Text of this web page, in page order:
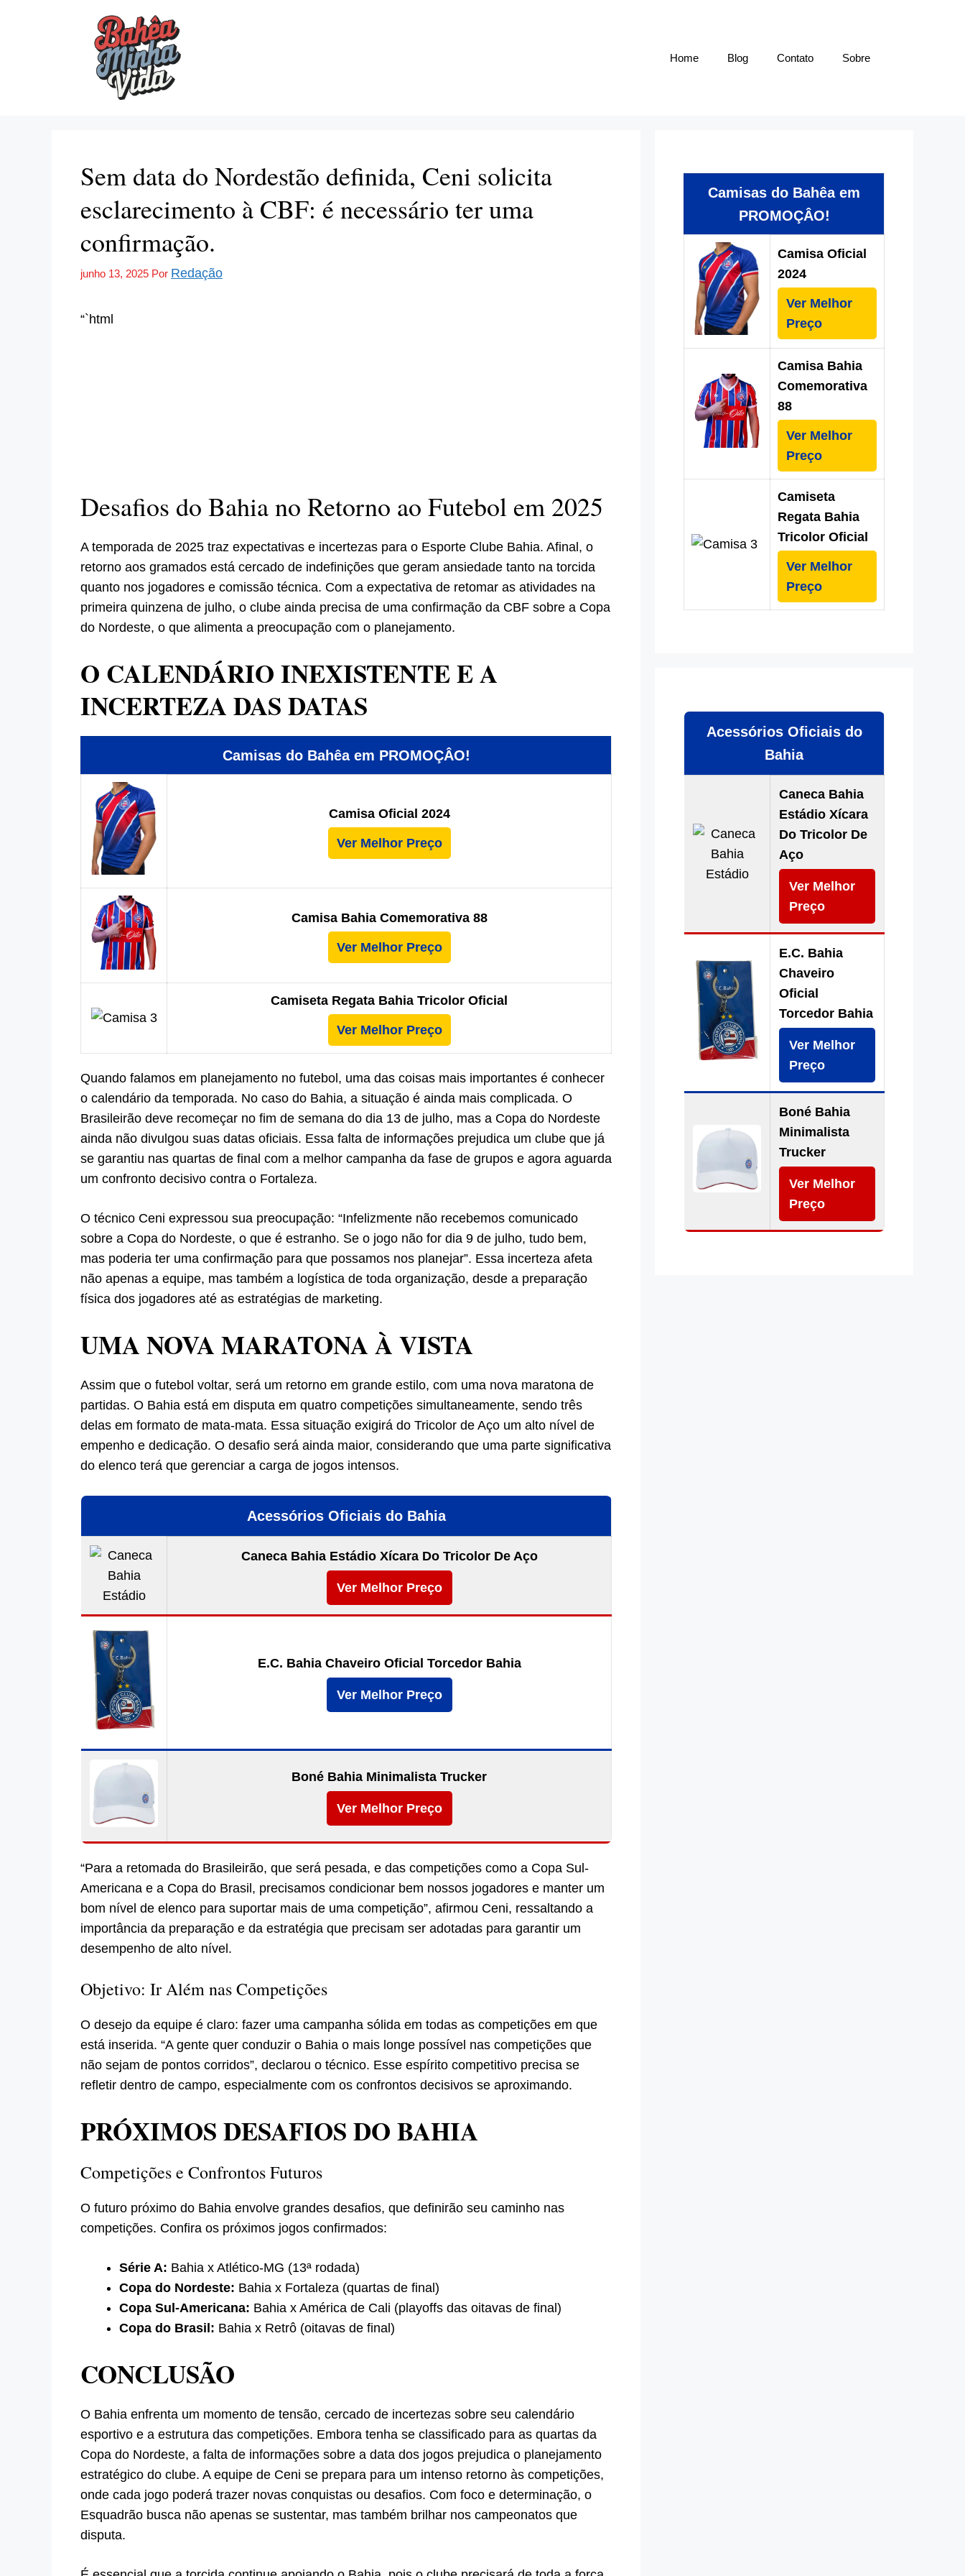
Home Blog Contato Sobre
Sem data do Nordestão definida, Ceni solicita
esclarecimento à CBF: é necessário ter uma
confirmação.
junho 13, 2025 Por Redação
“`html
Desafios do Bahia no Retorno ao Futebol em 2025
A temporada de 2025 traz expectativas e incertezas para o Esporte Clube Bahia. Afinal, o
retorno aos gramados está cercado de indefinições que geram ansiedade tanto na torcida
quanto nos jogadores e comissão técnica. Com a expectativa de retomar as atividades na
primeira quinzena de julho, o clube ainda precisa de uma confirmação da CBF sobre a Copa
do Nordeste, o que alimenta a preocupação com o planejamento.
O CALENDÁRIO INEXISTENTE E A
INCERTEZA DAS DATAS
Camisas do Bahêa em PROMOÇÂO!
Camisa Oficial 2024
Ver Melhor Preço
Camisa Bahia Comemorativa 88
Ver Melhor Preço
Camiseta Regata Bahia Tricolor Oficial
Ver Melhor Preço
Quando falamos em planejamento no futebol, uma das coisas mais importantes é conhecer
o calendário da temporada. No caso do Bahia, a situação é ainda mais complicada. O
Brasileirão deve recomeçar no fim de semana do dia 13 de julho, mas a Copa do Nordeste
ainda não divulgou suas datas oficiais. Essa falta de informações prejudica um clube que já
se garantiu nas quartas de final com a melhor campanha da fase de grupos e agora aguarda
um confronto decisivo contra o Fortaleza.
O técnico Ceni expressou sua preocupação: “Infelizmente não recebemos comunicado
sobre a Copa do Nordeste, o que é estranho. Se o jogo não for dia 9 de julho, tudo bem,
mas poderia ter uma confirmação para que possamos nos planejar”. Essa incerteza afeta
não apenas a equipe, mas também a logística de toda organização, desde a preparação
física dos jogadores até as estratégias de marketing.
UMA NOVA MARATONA À VISTA
Assim que o futebol voltar, será um retorno em grande estilo, com uma nova maratona de
partidas. O Bahia está em disputa em quatro competições simultaneamente, sendo três
delas em formato de mata-mata. Essa situação exigirá do Tricolor de Aço um alto nível de
empenho e dedicação. O desafio será ainda maior, considerando que uma parte significativa
do elenco terá que gerenciar a carga de jogos intensos.
Acessórios Oficiais do Bahia
Caneca Bahia Estádio Xícara Do Tricolor De Aço
Ver Melhor Preço
E.C. Bahia Chaveiro Oficial Torcedor Bahia
Ver Melhor Preço
Boné Bahia Minimalista Trucker
Ver Melhor Preço
“Para a retomada do Brasileirão, que será pesada, e das competições como a Copa Sul-
Americana e a Copa do Brasil, precisamos condicionar bem nossos jogadores e manter um
bom nível de elenco para suportar mais de uma competição”, afirmou Ceni, ressaltando a
importância da preparação e da estratégia que precisam ser adotadas para garantir um
desempenho de alto nível.
Objetivo: Ir Além nas Competições
O desejo da equipe é claro: fazer uma campanha sólida em todas as competições em que
está inserida. “A gente quer conduzir o Bahia o mais longe possível nas competições que
não sejam de pontos corridos”, declarou o técnico. Esse espírito competitivo precisa se
refletir dentro de campo, especialmente com os confrontos decisivos se aproximando.
PRÓXIMOS DESAFIOS DO BAHIA
Competições e Confrontos Futuros
O futuro próximo do Bahia envolve grandes desafios, que definirão seu caminho nas
competições. Confira os próximos jogos confirmados:
Série A: Bahia x Atlético-MG (13ª rodada)
Copa do Nordeste: Bahia x Fortaleza (quartas de final)
Copa Sul-Americana: Bahia x América de Cali (playoffs das oitavas de final)
Copa do Brasil: Bahia x Retrô (oitavas de final)
CONCLUSÃO
O Bahia enfrenta um momento de tensão, cercado de incertezas sobre seu calendário
esportivo e a estrutura das competições. Embora tenha se classificado para as quartas da
Copa do Nordeste, a falta de informações sobre a data dos jogos prejudica o planejamento
estratégico do clube. A equipe de Ceni se prepara para um intenso retorno às competições,
onde cada jogo poderá trazer novas conquistas ou desafios. Com foco e determinação, o
Esquadrão busca não apenas se sustentar, mas também brilhar nos campeonatos que
disputa.
Camisas do Bahêa em
PROMOÇÂO!
Camisa Oficial
2024
Ver Melhor
Preço
Camisa Bahia
Comemorativa
88
Ver Melhor
Preço
Camiseta
Regata Bahia
Tricolor Oficial
Ver Melhor
Preço
Acessórios Oficiais do
Bahia
Caneca Bahia
Estádio Xícara
Do Tricolor De
Aço
Ver Melhor
Preço
E.C. Bahia
Chaveiro
Oficial
Torcedor Bahia
Ver Melhor
Preço
Boné Bahia
Minimalista
Trucker
Ver Melhor
Preço